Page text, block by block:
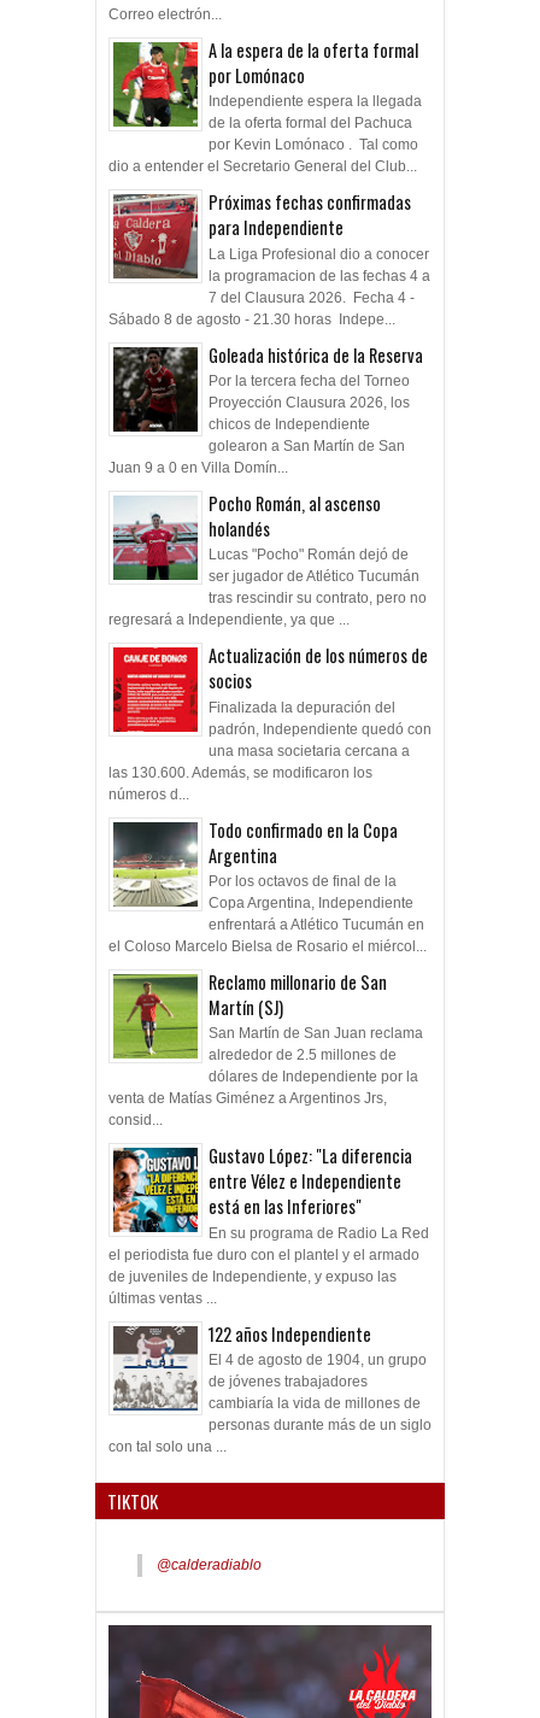
Correo electrón...
A la espera de la oferta formal
por Lomónaco
Independiente espera la llegada
de la oferta formal del Pachuca
por Kevin Lomónaco . Tal como
dio a entender el Secretario General del Club...
Próximas fechas confirmadas
para Independiente
La Liga Profesional dio a conocer
la programacion de las fechas 4 a
7 del Clausura 2026. Fecha 4 -
Sábado 8 de agosto - 21.30 horas Indepe...
Goleada histórica de la Reserva
Por la tercera fecha del Torneo
Proyección Clausura 2026, los
chicos de Independiente
golearon a San Martín de San
Juan 9 a 0 en Villa Domín...
Pocho Román, al ascenso
holandés
Lucas "Pocho" Román dejó de
ser jugador de Atlético Tucumán
tras rescindir su contrato, pero no
regresará a Independiente, ya que ...
Actualización de los números de
socios
Finalizada la depuración del
padrón, Independiente quedó con
una masa societaria cercana a
las 130.600. Además, se modificaron los
números d...
Todo confirmado en la Copa
Argentina
Por los octavos de final de la
Copa Argentina, Independiente
enfrentará a Atlético Tucumán en
el Coloso Marcelo Bielsa de Rosario el miércol...
Reclamo millonario de San
Martín (SJ)
San Martín de San Juan reclama
alrededor de 2.5 millones de
dólares de Independiente por la
venta de Matías Giménez a Argentinos Jrs,
consid...
Gustavo López: "La diferencia
entre Vélez e Independiente
está en las Inferiores"
En su programa de Radio La Red
el periodista fue duro con el plantel y el armado
de juveniles de Independiente, y expuso las
últimas ventas ...
122 años Independiente
El 4 de agosto de 1904, un grupo
de jóvenes trabajadores
cambiaría la vida de millones de
personas durante más de un siglo
con tal solo una ...
TIKTOK
@calderadiablo